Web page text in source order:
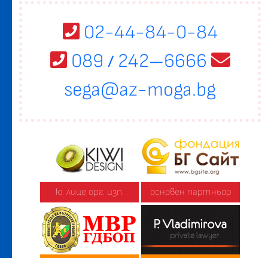
02-44-84-0-84
089 /242—6666
sega@az-moga.bg
ю. лице орг. изп. основен партньор